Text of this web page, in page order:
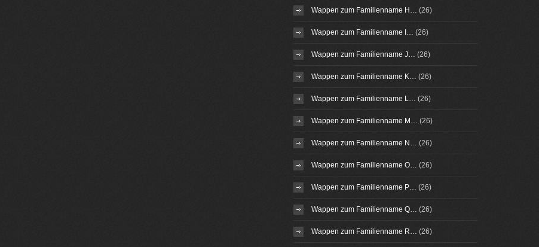
Wappen zum Familienname H… (26)
Wappen zum Familienname I… (26)
Wappen zum Familienname J… (26)
Wappen zum Familienname K… (26)
Wappen zum Familienname L… (26)
Wappen zum Familienname M… (26)
Wappen zum Familienname N… (26)
Wappen zum Familienname O… (26)
Wappen zum Familienname P… (26)
Wappen zum Familienname Q… (26)
Wappen zum Familienname R… (26)